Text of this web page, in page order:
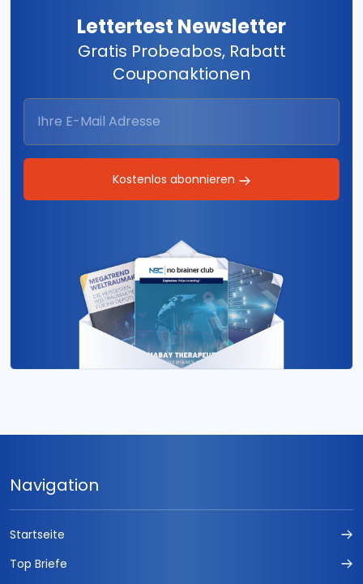
Lettertest Newsletter
Gratis Probeabos, Rabatt
Couponaktionen
Kostenlos abonnieren
Navigation
Startseite
Top Briefe